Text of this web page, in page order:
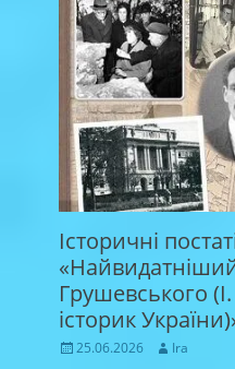
Історичні
Грушевського
історик
Posted
25.06.2026 Author
Ira